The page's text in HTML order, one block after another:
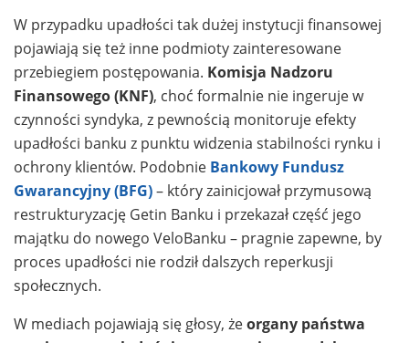
W przypadku upadłości tak dużej instytucji finansowej
pojawiają się też inne podmioty zainteresowane
przebiegiem postępowania. Komisja Nadzoru
Finansowego (KNF), choć formalnie nie ingeruje w
czynności syndyka, z pewnością monitoruje efekty
upadłości banku z punktu widzenia stabilności rynku i
ochrony klientów. Podobnie Bankowy Fundusz
Gwarancyjny (BFG)– który zainicjował przymusową
restrukturyzację Getin Banku i przekazał część jego
majątku do nowego VeloBanku – pragnie zapewne, by
proces upadłości nie rodził dalszych reperkusji
społecznych.
W mediach pojawiają się głosy, żeorgany państwa